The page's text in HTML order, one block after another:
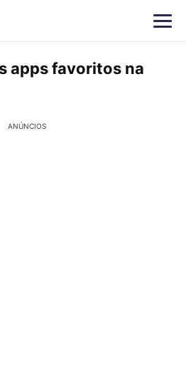
apps favoritos na
ANÚNCIOS